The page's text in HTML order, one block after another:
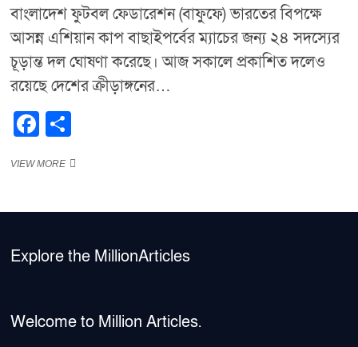
বাংলাদেশ ফুটবল ফেডারেশন (বাফুফে) ভারতের বিপক্ষে
আসন্ন এশিয়ান কাপ বাছাইপর্বের ম্যাচের জন্য ২৪ সদস্যের
চূড়ান্ত দল ঘোষণা করেছে। আজ সকালে প্রকাশিত দলেও
রয়েছে দেশের ক্রীড়াঙ্গনের…
F
c
o
ar
VIEW MORE“ভারত
সদস্যের
তালিকা:
Explore the MillionArticles
Welcome to Million Articles.